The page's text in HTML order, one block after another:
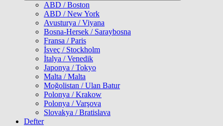
ABD / Boston
ABD / New York
Avusturya / Viyana
Bosna-Hersek / Saraybosna
Fransa / Paris
İsveç / Stockholm
İtalya / Venedik
Japonya / Tokyo
Malta / Malta
Moğolistan / Ulan Batur
Polonya / Krakow
Polonya / Varşova
Slovakya / Bratislava
Defter